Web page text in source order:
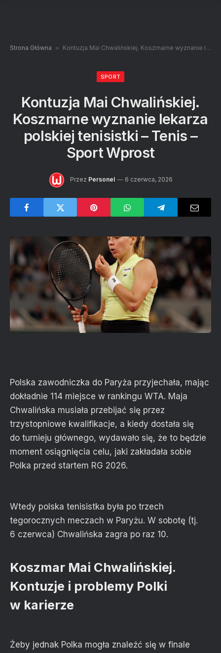
Strona Główna » Kontuzja Mai Chwalińskiej. Koszmarne wyznanie lekarza polskiej tenisistki – Tenis – Sport Wprost
SPORT
Kontuzja Mai Chwalińskiej.
Koszmarne wyznanie lekarza
polskiej tenisistki – Tenis –
Sport Wprost
Przez Personel 6 czerwca, 2026
Polska zawodniczka do Paryża przyjechała, mając
dokładnie 114 miejsce w rankingu WTA. Maja
Chwalińska musiała przebijać się przez
trzystopniowe kwalifikacje, a kiedy dostała się
do turnieju głównego, wydawało się, że to będzie
moment osiągnięcia celu, jaki zakładała sobie
Polka przed startem RG 2026.
Wtedy polska tenisistka była po trzech
tegorocznych meczach w Paryżu. W sobotę (tj.
6 czerwca) Chwalińska zagra po raz 10.
Koszmar Mai Chwalińskiej.
Kontuzje i problemy Polki
w karierze
Żeby jednak Polka mogła znaleźć się w finale